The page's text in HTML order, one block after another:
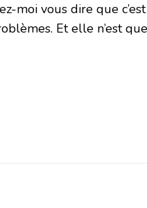
moi vous dire que
Et elle n’est